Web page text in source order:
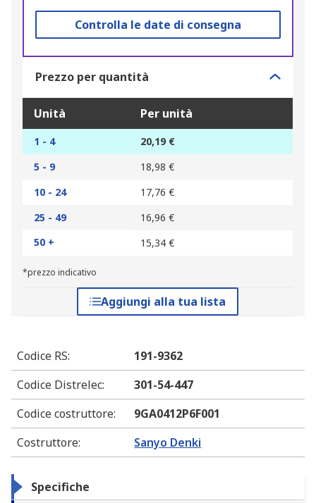
Controlla le date di consegna
Prezzo per quantità
Unità Per unità
1 - 4
20,19 €
5 - 9
18,98 €
10 - 24
17,76 €
25 - 49
16,96 €
50 +
15,34 €
*prezzo indicativo
Aggiungi alla tua lista
Codice RS:
191-9362
Codice Distrelec:
301-54-447
Codice costruttore:
9GA0412P6F001
Costruttore: Sanyo Denki
Specifiche